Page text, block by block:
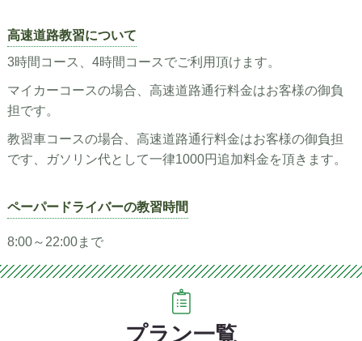
高速道路教習について
3時間コース、4時間コースでご利用頂けます。
マイカーコースの場合、高速道路通行料金はお客様の御負
担です。
教習車コースの場合、高速道路通行料金はお客様の御負担
です、ガソリン代として一律1000円追加料金を頂きます。
ペーパードライバーの教習時間
8:00～22:00まで
プラン一覧